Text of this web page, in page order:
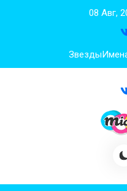
08 Авг,
Звезды